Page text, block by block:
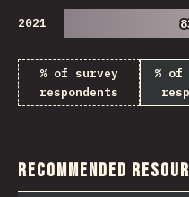
2021
% of survey
respondents
% of
Recommended